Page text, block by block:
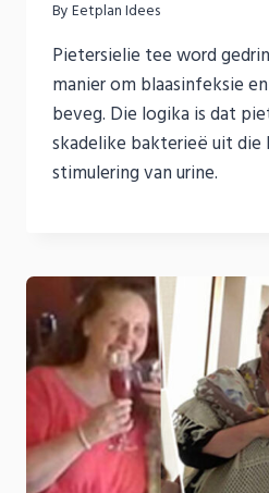
By Eetplan Idees
Pietersielie tee word
manier om blaasinfeksie
beveg. Die logika is dat
skadelike bakterieë uit die
stimulering van urine.